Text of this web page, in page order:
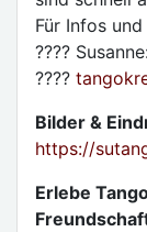
Für Infos
????
????
Bilder &
https://
Erlebe